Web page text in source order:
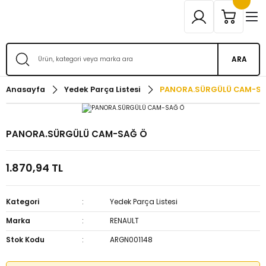
ARA
Anasayfa Yedek Parça Listesi PANORA.SÜRGÜLÜ CAM-
PANORA.SÜRGÜLÜ CAM-SAĞ Ö
1.870,94 TL
Kategori
Yedek Parça Listesi
Marka
RENAULT
Stok Kodu
ARGN001148